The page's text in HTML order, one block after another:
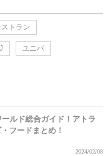
トラン
ユニバ
ールド総合ガイド！アトラ
フードまとめ！
2024/02/08